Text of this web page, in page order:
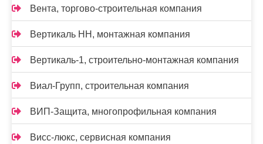
Вента, торгово-строительная компания
Вертикаль НН, монтажная компания
Вертикаль-1, строительно-монтажная компания
Виал-Групп, строительная компания
ВИП-Защита, многопрофильная компания
Висс-люкс, сервисная компания